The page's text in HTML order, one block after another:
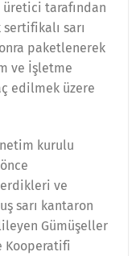
tarafından
sarı
paketlenerek
ve İşletme
edilmek üzere
kurulu
ve
sarı kantaron
Gümüşeller
Kooperatifi